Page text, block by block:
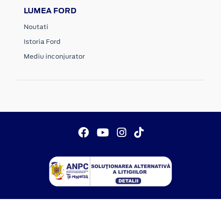
LUMEA FORD
Noutati
Istoria Ford
Mediu inconjurator